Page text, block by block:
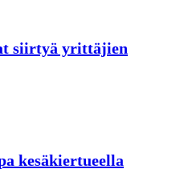
siirtyä yrittäjien
kesäkiertueella